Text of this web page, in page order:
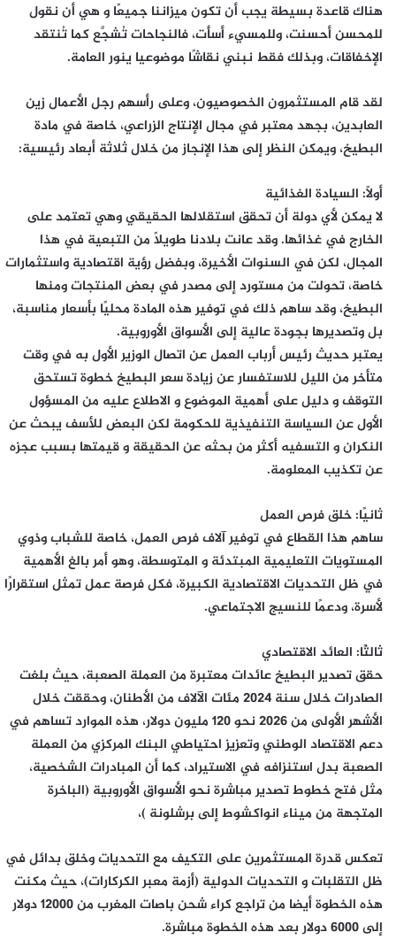
هناك قاعدة بسيطة يجب أن تكون ميزاننا جميعًا و هي أن نقول
للمحسن أحسنت، وللمسيء أسأت، فالنجاحات تُشجَّع كما تُنتقد
الإخفاقات، وبذلك فقط نبني نقاشًا موضوعيا ينور العامة.
لقد قام المستثمرون الخصوصيون، وعلى رأسهم رجل الأعمال زين
العابدين، بجهد معتبر في مجال الإنتاج الزراعي، خاصة في مادة
البطيخ، ويمكن النظر إلى هذا الإنجاز من خلال ثلاثة أبعاد رئيسية:
أولًا: السيادة الغذائية
لا يمكن لأي دولة أن تحقق استقلالها الحقيقي وهي تعتمد على
الخارج في غذائها. وقد عانت بلادنا طويلًا من التبعية في هذا
المجال، لكن في السنوات الأخيرة، وبفضل رؤية اقتصادية واستثمارات
خاصة، تحولت من مستورد إلى مصدر في بعض المنتجات ومنها
البطيخ، وقد ساهم ذلك في توفير هذه المادة محليًا بأسعار مناسبة،
بل وتصديرها بجودة عالية إلى الأسواق الأوروبية.
يعتبر حديث رئيس أرباب العمل عن اتصال الوزير الأول به في وقت
متأخر من الليل للاستفسار عن زيادة سعر البطيخ خطوة تستحق
التوقف و دليل على أهمية الموضوع و الاطلاع عليه من المسؤول
الأول عن السياسة التنفيذية للحكومة لكن البعض للأسف يبحث عن
النكران و التسفيه أكثر من بحثه عن الحقيقة و قيمتها بسبب عجزه
عن تكذيب المعلومة.
ثانيًا: خلق فرص العمل
ساهم هذا القطاع في توفير آلاف فرص العمل، خاصة للشباب وذوي
المستويات التعليمية المبتدئة و المتوسطة، وهو أمر بالغ الأهمية
في ظل التحديات الاقتصادية الكبيرة، فكل فرصة عمل تمثل استقرارًا
لأسرة، ودعمًا للنسيج الاجتماعي.
ثالثًا: العائد الاقتصادي
حقق تصدير البطيخ عائدات معتبرة من العملة الصعبة، حيث بلغت
الصادرات خلال سنة 2024 مئات الآلاف من الأطنان، وحققت خلال
الأشهر الأولى من 2026 نحو 120 مليون دولار، هذه الموارد تساهم في
دعم الاقتصاد الوطني وتعزيز احتياطي البنك المركزي من العملة
الصعبة بدل استنزافه في الاستيراد، كما أن المبادرات الشخصية،
مثل فتح خطوط تصدير مباشرة نحو الأسواق الأوروبية (الباخرة
المتجهة من ميناء انواكشوط إلى برشلونة )،
تعكس قدرة المستثمرين على التكيف مع التحديات وخلق بدائل في
ظل التقلبات و التحديات الدولية (أزمة معبر الكركارات)، حيث مكنت
هذه الخطوة أيضا من تراجع كراء شحن باصات المغرب من 12000 دولار
إلى 6000 دولار بعد هذه الخطوة مباشرة.